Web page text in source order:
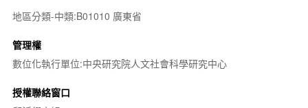
地區分類-中類:B01010 廣東省
管理權
數位化執行單位:中央研究院人文社會科學研究中心
授權聯絡窗口